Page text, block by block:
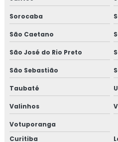
Projeto de proteção contra
Projeto de proteção contra
Projeto de segurança contra
Projeto de sistema de
Sorocaba
São Caetano
São José do Rio Preto
São Sebastião
Taubaté
Valinhos
Votuporanga
Curitiba